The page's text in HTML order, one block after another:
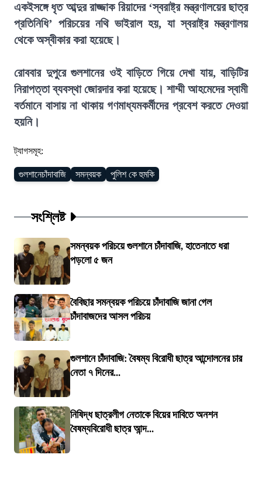
একইসঙ্গে ধৃত আব্দুর রাজ্জাক রিয়াদের ‘স্বরাষ্ট্র মন্ত্রণালয়ের ছাত্র
প্রতিনিধি’ পরিচয়ের নথি ভাইরাল হয়, যা স্বরাষ্ট্র মন্ত্রণালয়
থেকে অস্বীকার করা হয়েছে।
রোববার দুপুরে গুলশানের ওই বাড়িতে গিয়ে দেখা যায়, বাড়িটির
নিরাপত্তা ব্যবস্থা জোরদার করা হয়েছে। শাম্মী আহমেদের স্বামী
বর্তমানে বাসায় না থাকায় গণমাধ্যমকর্মীদের প্রবেশ করতে দেওয়া
হয়নি।
ট্যাগসমূহ:
গুলশানেচাঁদাবাজি সমন্বয়ক পুলিশ কে হুমকি
সংশ্লিষ্ট
সমন্বয়ক পরিচয়ে গুলশানে চাঁদাবাজি, হাতেনাতে ধরা
পড়লো ৫ জন
বৈবিছার সমন্বয়ক পরিচয়ে চাঁদাবাজি জানা গেল
চাঁদাবাজদের আসল পরিচয়
গুলশানে চাঁদাবাজি: বৈষম্য বিরোধী ছাত্র আন্দোলনের চার
নেতা ৭ দিনের...
নিষিদ্ধ ছাত্রলীগ নেতাকে বিয়ের দাবিতে অনশন
বৈষম্যবিরোধী ছাত্র আন্দ...